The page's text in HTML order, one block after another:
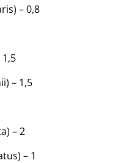
– 0,8
– 1,5
– 2
– 1